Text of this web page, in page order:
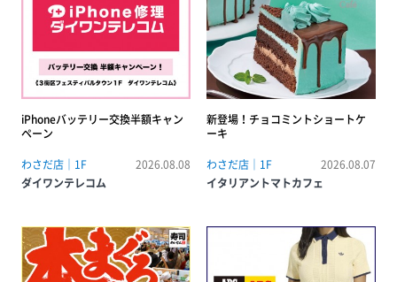
iPhoneバッテリー交換半額キャン
ペーン
わさだ店｜1F
2026.08.08
ダイワンテレコム
新登場！チョコミントショートケ
ーキ
わさだ店｜1F
2026.08.07
イタリアントマトカフェ